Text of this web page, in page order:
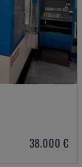
38.000 €